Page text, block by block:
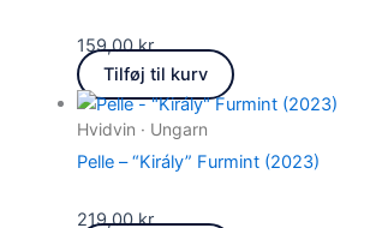
159,00kr.
Tilføj til kurv
Hvidvin · Ungarn
Pelle – “Király” Furmint (2023)
219,00kr.